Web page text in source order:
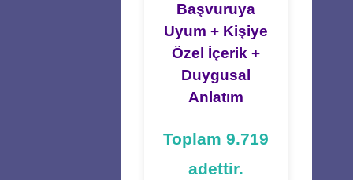
Başvuruya
Uyum + Kişiye
Özel İçerik +
Duygusal
Anlatım
Toplam 9.719
adettir.